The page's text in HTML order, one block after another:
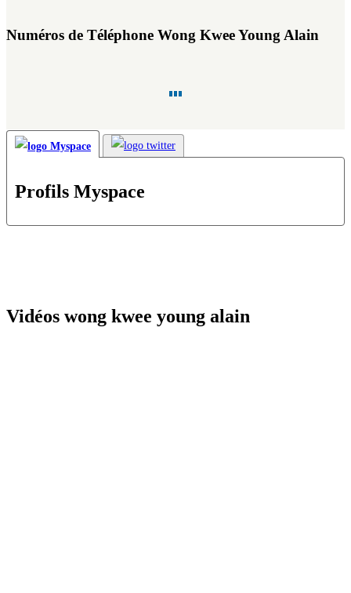
Numéros de Téléphone Wong Kwee Young Alain
Profils Myspace
Vidéos wong kwee young alain